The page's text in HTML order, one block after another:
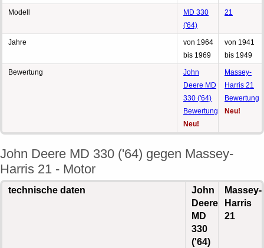
Modell
MD 330
('64)
21
Jahre
von 1964
bis 1969
von 1941
bis 1949
Bewertung
John
Deere MD
330 ('64)
Bewertung
Neu!
Massey-
Harris 21
Bewertung
Neu!
John Deere MD 330 ('64) gegen Massey-
Harris 21 - Motor
technische daten
John
Deere
MD
330
('64)
Massey-
Harris
21